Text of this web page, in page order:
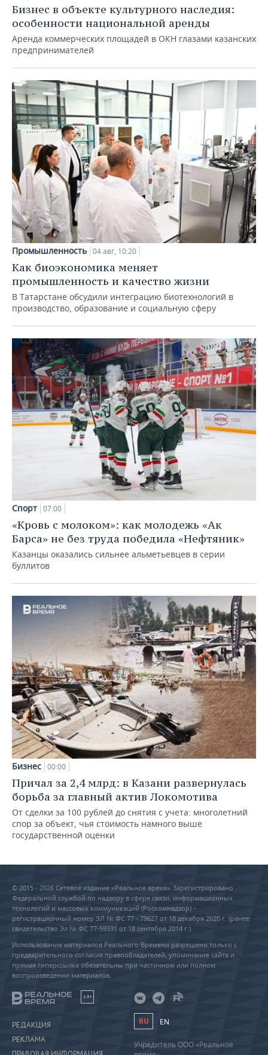
Бизнес в объекте культурного наследия:
особенности национальной аренды
Аренда коммерческих площадей в ОКН глазами казанских
предпринимателей
Промышленность 04 авг, 10:20
Как биоэкономика меняет
промышленность и качество жизни
В Татарстане обсудили интеграцию биотехнологий в
производство, образование и социальную сферу
Спорт 07:00
«Кровь с молоком»: как молодежь «Ак
Барса» не без труда победила «Нефтяник»
Казанцы оказались сильнее альметьевцев в серии
буллитов
Бизнес 00:00
Причал за 2,4 млрд: в Казани развернулась
борьба за главный актив Локомотива
От сделки за 100 рублей до снятия с учета: многолетний
спор за объект, чья стоимость намного выше
государственной оценки
© 2015 - 2026 Сетевое издание «Реальное время» Зарегистрировано
Федеральной службой по надзору в сфере связи, информационных
технологий и массовых коммуникаций (Роскомнадзор) –
регистрационный номер ЭЛ № ФС 77 - 79627 от 18 декабря 2020 г. (ранее
свидетельство Эл № ФС 77-59331 от 18 сентября 2014 г.)
Использование материалов Реального Времени разрешено только с
предварительного согласия правообладателей, упоминание сайта и
прямая гиперссылка обязательны при частичном или полном
воспроизведении материалов.
18+
РЕДАКЦИЯ
РЕКЛАМА
RU EN
Учредитель ООО «Реальное